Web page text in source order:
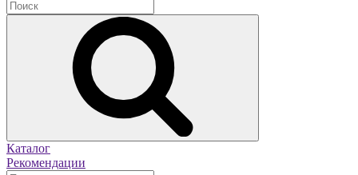
Каталог
Рекомендации